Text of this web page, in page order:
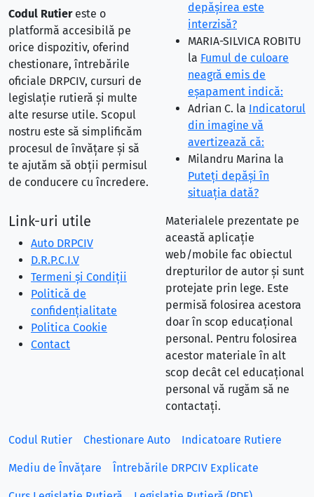
Codul Rutiereste o
platformă accesibilă pe
orice dispozitiv, oferind
chestionare, întrebările
oficiale DRPCIV, cursuri de
legislație rutieră și multe
alte resurse utile. Scopul
nostru este să simplificăm
procesul de învățare și să
te ajutăm să obții permisul
de conducere cu încredere.
depăşirea este
interzisă?
MARIA-SILVICA ROBITU
la Fumul de culoare
neagră emis de
eşapament indică:
Adrian C. la Indicatorul
din imagine vă
avertizează că:
Milandru Marina la
Puteţi depăşi în
situaţia dată?
Link-uri utile
Auto DRPCIV
D.R.P.C.I.V
Termeni și Condiții
Politică de
confidențialitate
Politica Cookie
Contact
Materialele prezentate pe
această aplicație
web/mobile fac obiectul
drepturilor de autor și sunt
protejate prin lege. Este
permisă folosirea acestora
doar în scop educațional
personal. Pentru folosirea
acestor materiale în alt
scop decât cel educațional
personal vă rugăm să ne
contactați.
Codul Rutier Chestionare Auto Indicatoare Rutiere
Mediu de Învățare Întrebările DRPCIV Explicate